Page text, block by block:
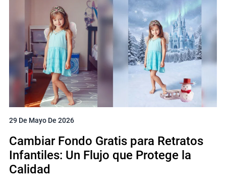
29 De Mayo De 2026
Cambiar Fondo Gratis para Retratos
Infantiles: Un Flujo que Protege la
Calidad